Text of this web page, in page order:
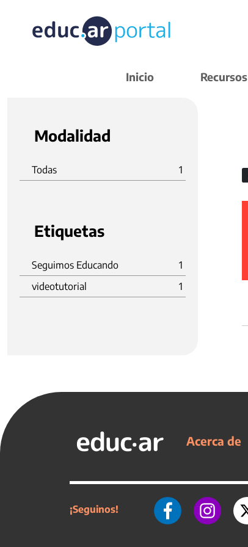
Inicio Recursos
Modalidad
Todas 1
Etiquetas
Seguimos Educando
1
videotutorial
1
Acerca de
¡Seguinos!